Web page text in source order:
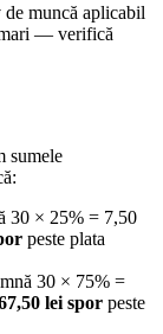
muncă aplicabil
mari — verifică
sumele
30 × 25% = 7,50
peste plata
30 × 75% =
lei spor peste